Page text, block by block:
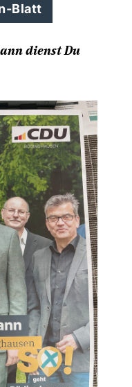
Blatt
dienst Du